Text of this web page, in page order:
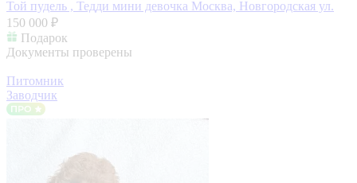
Той пудель , Тедди мини девочка Москва, Новгородская ул.
150 000 ₽
Подарок
Документы проверены
Питомник
Заводчик